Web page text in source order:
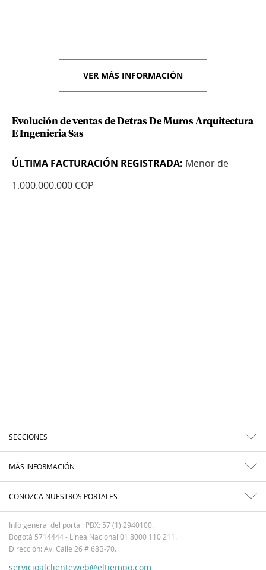
VER MÁS INFORMACIÓN
Evolución de ventas de Detras De Muros Arquitectura
E Ingenieria Sas
ÚLTIMA FACTURACIÓN REGISTRADA: Menor de
1.000.000.000 COP
SECCIONES
MÁS INFORMACIÓN
CONOZCA NUESTROS PORTALES
Info general del portal: PBX: 57 (1) 2940100.
Bogotá 5714444 - Línea Nacional 01 8000 110 211.
Dirección: Av. Calle 26 # 68B-70.
servicioalclienteweb@eltiempo.com